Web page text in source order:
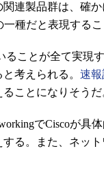
連製品群は、確
種だと表現するこ
ことが全て実現
考えられる。 速
ことになりそうだ
でCiscoが具
る。また、ネッ